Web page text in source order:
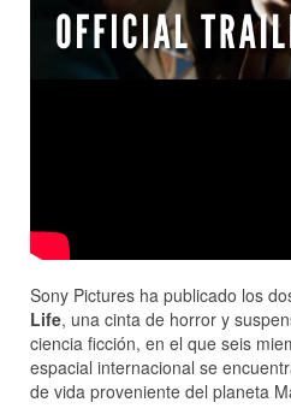
Sony Pictures ha publicado los
Life, una cinta de horror y
ciencia ficción, en el que seis
espacial internacional se
de vida proveniente del planeta